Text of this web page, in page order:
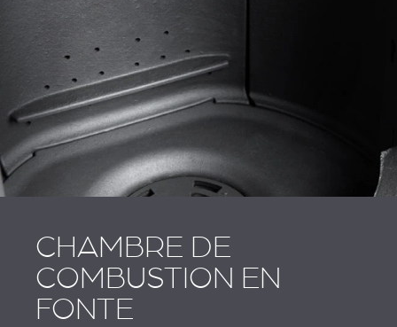
CHAMBRE DE
COMBUSTION EN
FONTE